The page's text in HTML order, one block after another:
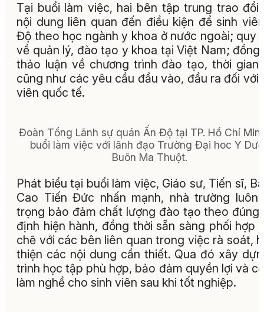
Tại buổi làm việc, hai bên tập trung trao đổi
nội dung liên quan đến điều kiện để sinh
Độ theo học ngành y khoa ở nước ngoài; quy
về quản lý, đào tạo y khoa tại Việt Nam; đồng
thảo luận về chương trình đào tạo, thời gian
cũng như các yêu cầu đầu vào, đầu ra đối với
viên quốc tế.
Đoàn Tổng Lãnh sự quán Ấn Độ tại TP. Hồ Chí
buổi làm việc với lãnh đạo Trường Đại hoc Y
Buôn Ma Thuột.
Phát biểu tại buổi làm việc, Giáo sư, Tiến sĩ,
Cao Tiến Đức nhấn mạnh, nhà trường luôn
trọng bảo đảm chất lượng đào tạo theo đúng
định hiện hành, đồng thời sẵn sàng phối hợp
chẽ với các bên liên quan trong việc rà soát,
thiện các nội dung cần thiết. Qua đó xây
trình học tập phù hợp, bảo đảm quyền lợi và
làm nghề cho sinh viên sau khi tốt nghiệp.